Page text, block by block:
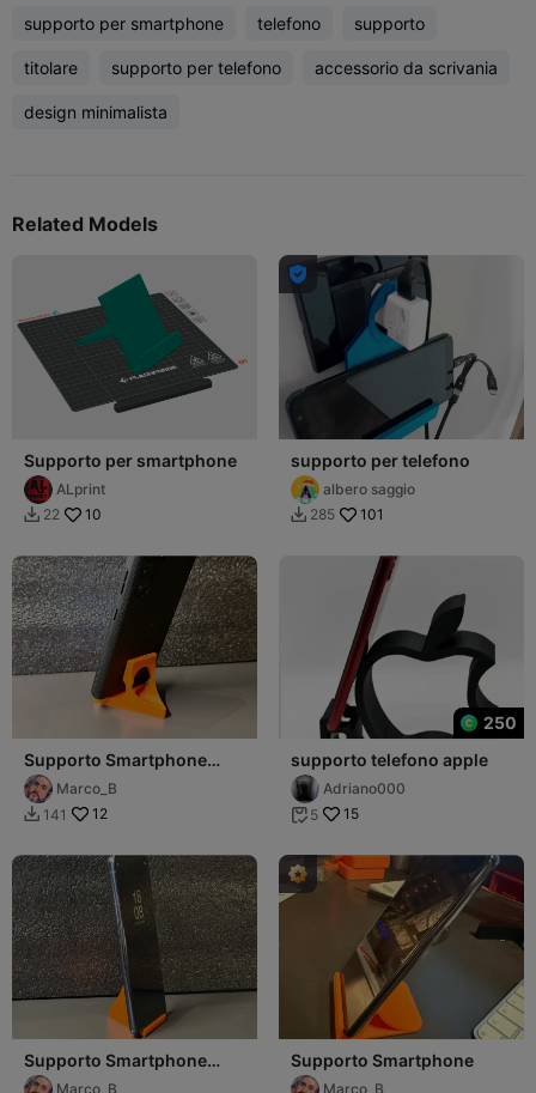
supporto per smartphone telefono supporto
titolare supporto per telefono accessorio da scrivania
design minimalista
Related Models
Supporto per smartphone
ALprint
 22 10

supporto per telefono
albero saggio
 285 101
Supporto Smartphone
v2.00Marco_B
 141 12
250
supporto telefono apple
Adriano000
 5 15
Supporto Smartphone
v3.00 Minimal
Marco_B
Supporto Smartphone
Marco_B